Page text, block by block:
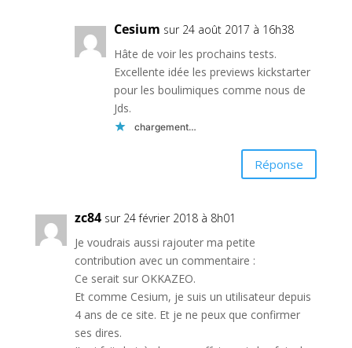
Cesium sur 24 août 2017 à 16h38
Hâte de voir les prochains tests.
Excellente idée les previews kickstarter
pour les boulimiques comme nous de
Jds.
chargement…
Réponse
zc84 sur 24 février 2018 à 8h01
Je voudrais aussi rajouter ma petite
contribution avec un commentaire :
Ce serait sur OKKAZEO.
Et comme Cesium, je suis un utilisateur depuis
4 ans de ce site. Et je ne peux que confirmer
ses dires.